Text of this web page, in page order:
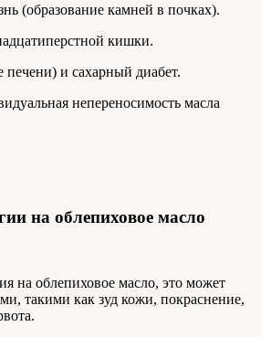
(образование камней в почках).
кишки.
печени) и сахарный диабет.
непереносимость масла
на облепиховое масло
на облепиховое масло, это может
такими как зуд кожи, покраснение,